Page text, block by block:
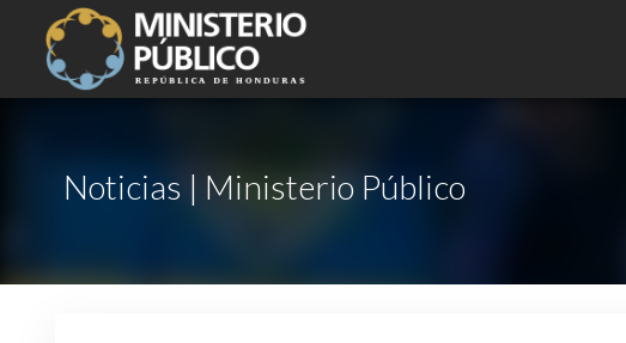
Noticias | Ministerio Público